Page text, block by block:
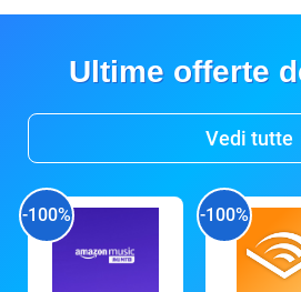
Ultime offerte
Vedi tutte
-100% -100%